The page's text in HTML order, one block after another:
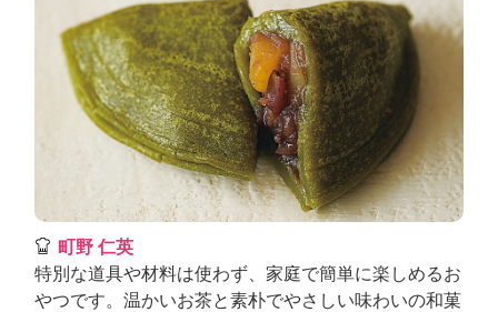
ル
「
み
ん
な
の
き
ょ
う
理
」
町野 仁英
特別な道具や材料は使わず、家庭で簡単に楽しめるお
やつです。温かいお茶と素朴でやさしい味わいの和菓